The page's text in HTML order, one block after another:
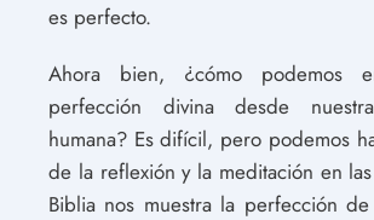
es perfecto.
Ahora bien, ¿cómo podemos
perfección divina desde
humana? Es difícil, pero podemos
de la reflexión y la meditación en
Biblia nos muestra la perfección